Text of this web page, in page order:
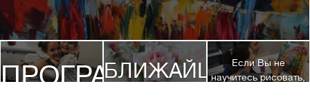
ПРОГРАММЫ
БЛИЖАЙШИЕЕсли Вы не
научитесь рисовать,